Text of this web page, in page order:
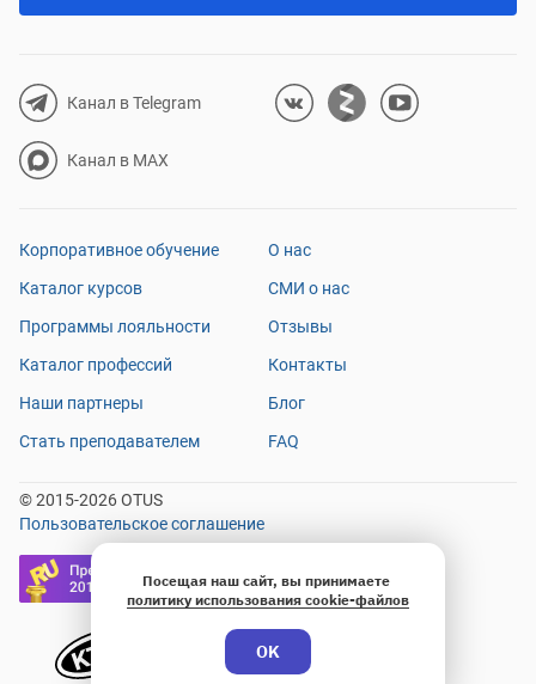
Канал в Telegram
Канал в MAX
Корпоративное обучение
Каталог курсов
Программы лояльности
Каталог профессий
Наши партнеры
Стать преподавателем
О нас
СМИ о нас
Отзывы
Контакты
Блог
FAQ
© 2015-2026 OTUS
Пользовательское соглашение
Посещая наш сайт, вы принимаете
политику использования cookie-файлов
OK